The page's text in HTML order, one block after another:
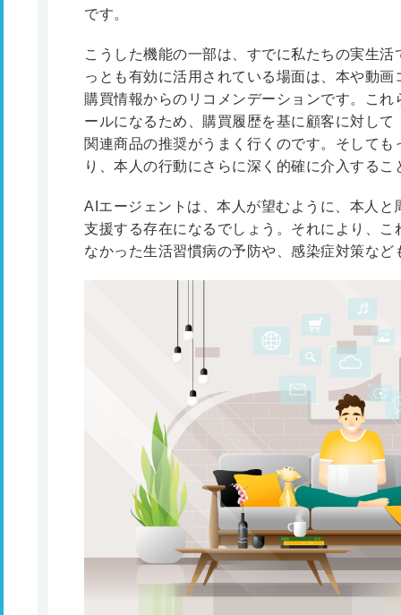
です。
こうした機能の一部は、すでに私たちの実生
っとも有効に活用されている場面は、本や動
購買情報からのリコメンデーションです。こ
ールになるため、購買履歴を基に顧客に対し
関連商品の推奨がうまく行くのです。そして
り、本人の行動にさらに深く的確に介入するこ
AIエージェントは、本人が望むように、本人
支援する存在になるでしょう。それにより、
なかった生活習慣病の予防や、感染症対策な